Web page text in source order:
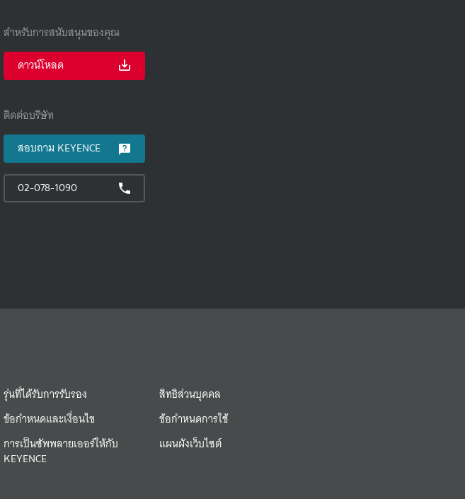
สำหรับการสนับสนุนของคุณ
ดาวน์โหลด
ติดต่อบริษัท
สอบถาม KEYENCE
02-078-1090
รุ่นที่ได้รับการรับรอง
สิทธิส่วนบุคคล
ข้อกำหนดและเงื่อนไข
ข้อกำหนดการใช้
การเป็นซัพพลายเออร์ให้กับ
KEYENCE
แผนผังเว็บไซต์